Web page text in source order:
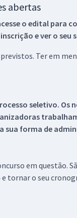
abertas
o edital para
e ver o seu
Ter em
seletivo.
forma de
em
o seu